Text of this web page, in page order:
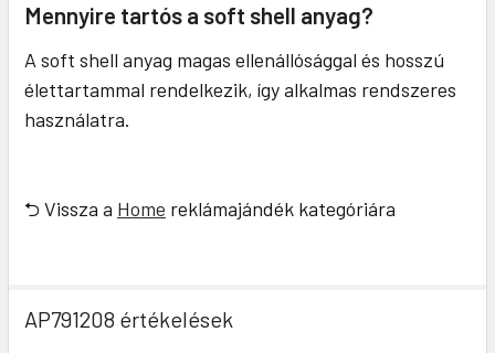
Mennyire tartós a soft shell anyag?
A soft shell anyag magas ellenállósággal és hosszú
élettartammal rendelkezik, így alkalmas rendszeres
használatra.
⮌ Vissza a Home reklámajándék kategóriára
AP791208 értékelések